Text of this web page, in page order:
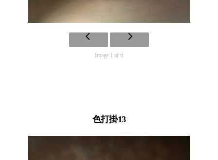
Image 1 of 6
色打掛13